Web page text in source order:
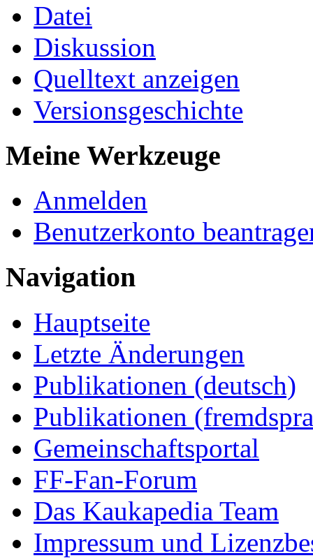
Datei
Diskussion
Quelltext anzeigen
Versionsgeschichte
Meine Werkzeuge
Anmelden
Benutzerkonto
Navigation
Hauptseite
Letzte Änderungen
Publikationen (deutsch)
Publikationen
Gemeinschaftsportal
FF-Fan-Forum
Das Kaukapedia Team
Impressum und